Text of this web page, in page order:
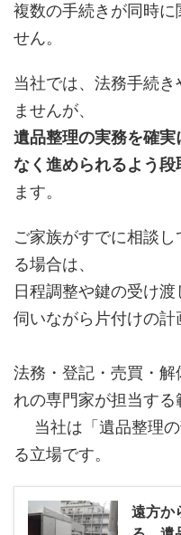
複数の手続きが同時に
せん。
当社では、法務手続
ませんが、
遺品整理の実務を確
なく進められるよう段
ます。
ご家族がすでに相談
る場合は、
日程調整や鍵の受け
伺いながら片付けの計
法務・登記・売買・
れの専門家が担当する
当社は「遺品整理の
る立場です。
遠方か